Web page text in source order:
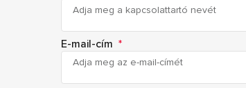
E-mail-cím *